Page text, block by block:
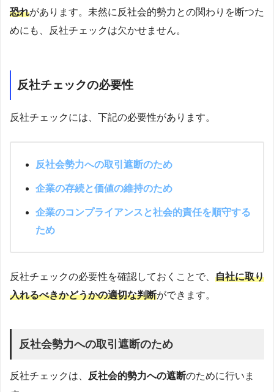
恐れがあります。未然に反社会的勢力との関わりを断つた
めにも、反社チェックは欠かせません。
反社チェックの必要性
反社チェックには、下記の必要性があります。
反社会勢力への取引遮断のため
企業の存続と価値の維持のため
企業のコンプライアンスと社会的責任を順守する
ため
反社チェックの必要性を確認しておくことで、 自社に取り
入れるべきかどうかの適切な判断ができます。
反社会勢力への取引遮断のため
反社チェックは、 反社会的勢力への遮断のために行いま